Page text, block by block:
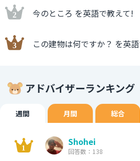
今のところ を英語で教えて!
この建物は何ですか？ を英
アドバイザーランキング
週間 月間 総合
Shohei
回答数：138